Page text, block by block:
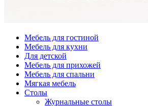
Мебель для гостиной
Мебель для кухни
Для детской
Мебель для прихожей
Мебель для спальни
Мягкая мебель
Столы
Журнальные столы